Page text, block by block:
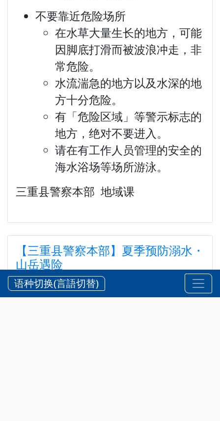
不要靠近危险场所
在水草大量生长的地方，可能
因脚底打滑而被波浪冲走，非
常危险。
水流湍急的地方以及水深的地
方十分危险。
有「危险区域」等警示标志的
地方，绝对不要进入。
请在有工作人员管理的安全的
海水浴场等场所游泳。
三重县警察本部 地域课
【三重县警察本部】夏季预防溺水・
山岳遇险
【三重県警察本部】夏期における水難・山岳遭難の防
止
语种切换(言語切替)